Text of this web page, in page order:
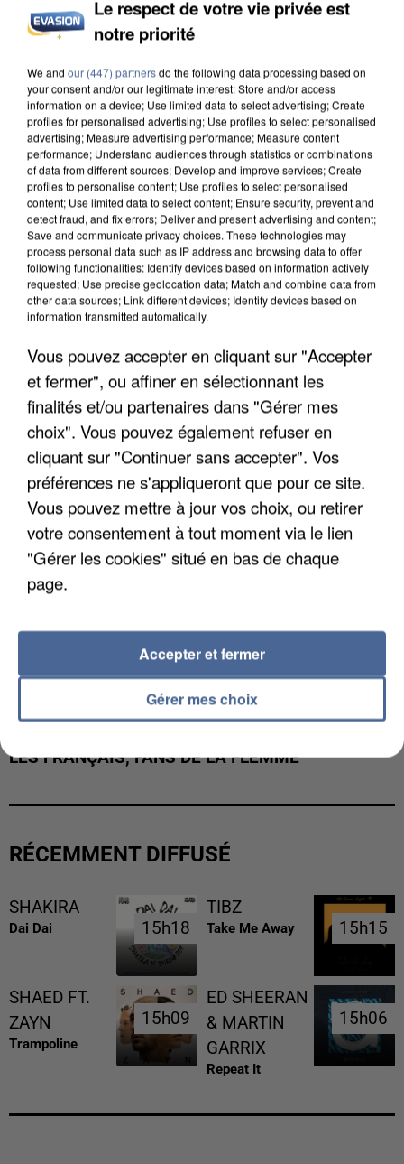
COULÉE DE BOUE EN HAUTE-SAVOIE
LES DONNÉES DE 300 000 CLIENTS DÉROBÉES À
INTERMARCHÉ APRÈS UNE...
LES FRANÇAIS, FANS DE LA FLEMME
RÉCEMMENT DIFFUSÉ
SHAKIRA
Dai Dai 15h18
15h18
TIBZ
Take Me Away 15h15
15h15
SHAED FT.
ZAYN
Trampoline
15h09
15h09
ED SHEERAN
& MARTIN
GARRIX
Repeat It
15h06
15h06
Le respect de votre vie privée est
notre priorité
We and our (447) partnersdo the following data processing based on
your consent and/or our legitimate interest: Store and/or access
information on a device; Use limited data to select advertising; Create
profiles for personalised advertising; Use profiles to select personalised
advertising; Measure advertising performance; Measure content
performance; Understand audiences through statistics or combinations
of data from different sources; Develop and improve services; Create
profiles to personalise content; Use profiles to select personalised
content; Use limited data to select content; Ensure security, prevent and
detect fraud, and fix errors; Deliver and present advertising and content;
Save and communicate privacy choices. These technologies may
process personal data such as IP address and browsing data to offer
following functionalities: Identify devices based on information actively
requested; Use precise geolocation data; Match and combine data from
other data sources; Link different devices; Identify devices based on
information transmitted automatically.
Vous pouvez accepter en cliquant sur "Accepter
et fermer", ou affiner en sélectionnant les
finalités et/ou partenaires dans "Gérer mes
choix". Vous pouvez également refuser en
cliquant sur "Continuer sans accepter". Vos
préférences ne s'appliqueront que pour ce site.
Vous pouvez mettre à jour vos choix, ou retirer
votre consentement à tout moment via le lien
"Gérer les cookies" situé en bas de chaque
page.
Gérer mes choix
Accepter et fermer